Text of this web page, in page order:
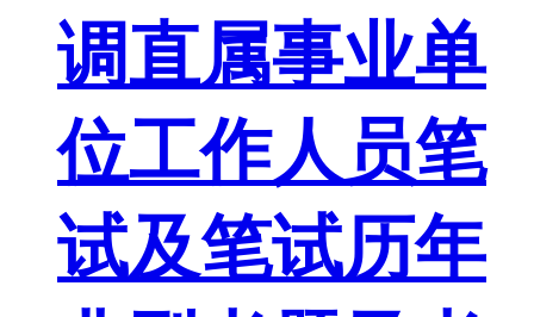
调直属事业单
位工作人员笔
试及笔试历年